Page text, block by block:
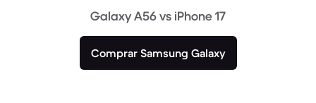
Galaxy A56 vs iPhone 17
Comprar Samsung Galaxy